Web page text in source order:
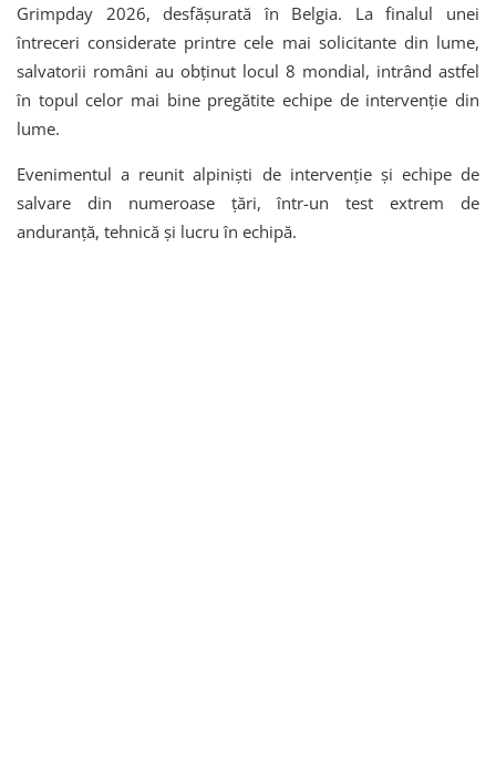
Grimpday 2026, desfășurată în Belgia. La finalul unei
întreceri considerate printre cele mai solicitante din lume,
salvatorii români au obținut locul 8 mondial, intrând astfel
în topul celor mai bine pregătite echipe de intervenție din
lume.
Evenimentul a reunit alpiniști de intervenție și echipe de
salvare din numeroase țări, într-un test extrem de
anduranță, tehnică și lucru în echipă.